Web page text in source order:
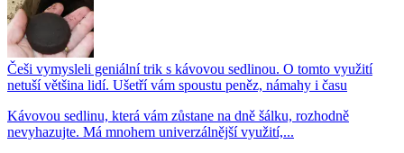
Češi vymysleli geniální trik s kávovou sedlinou. O tomto využití
netuší většina lidí. Ušetří vám spoustu peněz, námahy i času
Kávovou sedlinu, která vám zůstane na dně šálku, rozhodně
nevyhazujte. Má mnohem univerzálnější využití,...